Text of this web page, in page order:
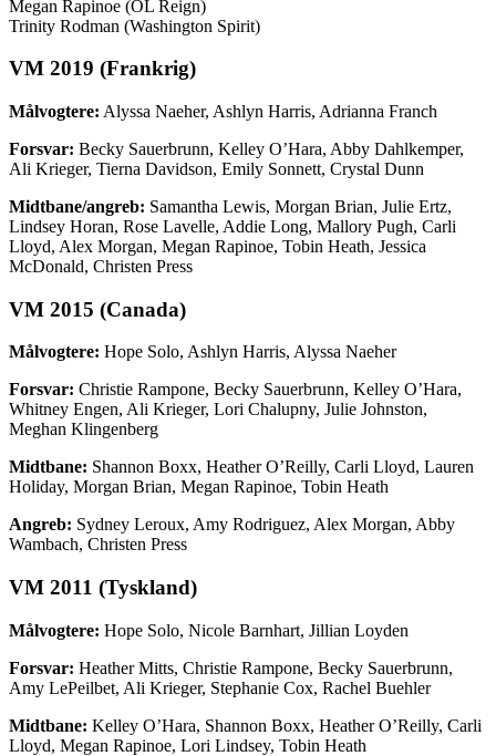
Megan Rapinoe (OL Reign)
Trinity Rodman (Washington Spirit)
VM 2019 (Frankrig)
Målvogtere: Alyssa Naeher, Ashlyn Harris, Adrianna Franch
Forsvar: Becky Sauerbrunn, Kelley O’Hara, Abby Dahlkemper,
Ali Krieger, Tierna Davidson, Emily Sonnett, Crystal Dunn
Midtbane/angreb: Samantha Lewis, Morgan Brian, Julie Ertz,
Lindsey Horan, Rose Lavelle, Addie Long, Mallory Pugh, Carli
Lloyd, Alex Morgan, Megan Rapinoe, Tobin Heath, Jessica
McDonald, Christen Press
VM 2015 (Canada)
Målvogtere: Hope Solo, Ashlyn Harris, Alyssa Naeher
Forsvar: Christie Rampone, Becky Sauerbrunn, Kelley O’Hara,
Whitney Engen, Ali Krieger, Lori Chalupny, Julie Johnston,
Meghan Klingenberg
Midtbane: Shannon Boxx, Heather O’Reilly, Carli Lloyd, Lauren
Holiday, Morgan Brian, Megan Rapinoe, Tobin Heath
Angreb: Sydney Leroux, Amy Rodriguez, Alex Morgan, Abby
Wambach, Christen Press
VM 2011 (Tyskland)
Målvogtere: Hope Solo, Nicole Barnhart, Jillian Loyden
Forsvar: Heather Mitts, Christie Rampone, Becky Sauerbrunn,
Amy LePeilbet, Ali Krieger, Stephanie Cox, Rachel Buehler
Midtbane: Kelley O’Hara, Shannon Boxx, Heather O’Reilly, Carli
Lloyd, Megan Rapinoe, Lori Lindsey, Tobin Heath